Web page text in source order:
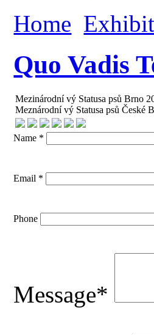
Home
Quo Vadis
Mezinárodní vý Statusa psů Brno
Meznárodní vý Statusa psů České
Name *
Email *
Phone
Message*